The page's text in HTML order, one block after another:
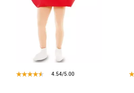
4.54/5.00